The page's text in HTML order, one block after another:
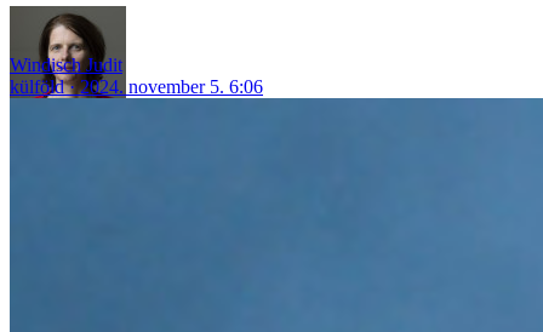
Windisch Judit
külföld
2024. november 5. 6:06